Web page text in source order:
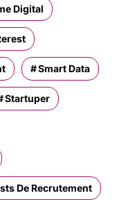
Digital
Smart Data
Startuper
De Recrutement